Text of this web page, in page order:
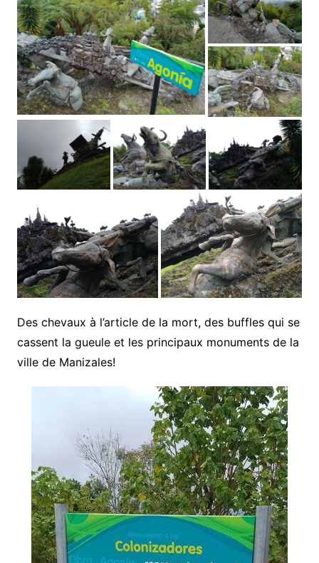
Des chevaux à l’article de la mort, des buffles qui se
cassent la gueule et les principaux monuments de la
ville de Manizales!